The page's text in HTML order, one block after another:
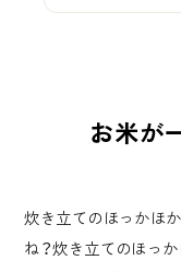
お米が
炊き立てのほっかほ
ね？炊き立てのほっ